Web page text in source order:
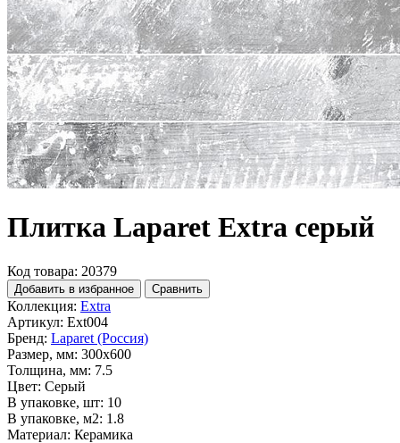
Плитка Laparet Extra серый
Код товара: 20379
Добавить в избранное Сравнить
Коллекция: Extra
Артикул: Ext004
Бренд: Laparet (Россия)
Размер, мм: 300x600
Толщина, мм: 7.5
Цвет: Серый
В упаковке, шт: 10
В упаковке, м2: 1.8
Материал: Керамика